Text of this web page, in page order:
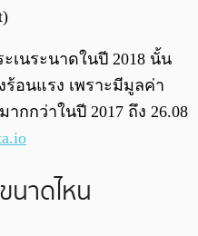
เนระนาดในปี 2018 นั้น
ร้อนแรง เพราะมีมูลค่า
กกว่าในปี 2017 ถึง 26.08
าดไหน